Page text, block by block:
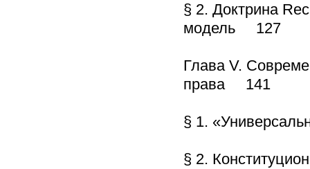
§ 2. Доктрина
модель 127
Глава V.
права 141
§ 1.
§ 2.